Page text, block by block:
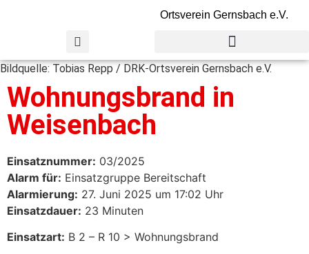
Ortsverein Gernsbach e.V.
Bildquelle: Tobias Repp / DRK-Ortsverein Gernsbach e.V.
Wohnungsbrand in
Weisenbach
Einsatznummer: 03/2025
Alarm für: Einsatzgruppe Bereitschaft
Alarmierung: 27. Juni 2025 um 17:02 Uhr
Einsatzdauer: 23 Minuten
Einsatzart: B 2 – R 10 > Wohnungsbrand